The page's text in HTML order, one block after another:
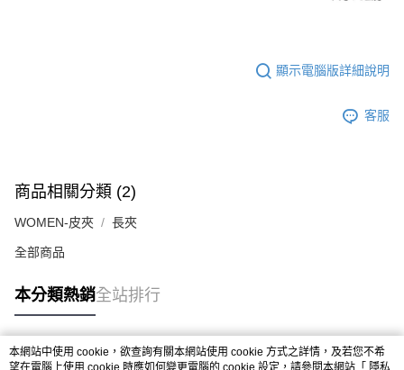
顯示電腦版詳細說明
客服
商品相關分類 (2)
WOMEN-皮夾 長夾
全部商品
本分類熱銷全站排行
熱門標籤
本網站中使用 cookie，欲查詢有關本網站使用 cookie 方式之詳情，及若您不希
望在電腦上使用 cookie 時應如何變更電腦的 cookie 設定，請參閱本網站「 隱私